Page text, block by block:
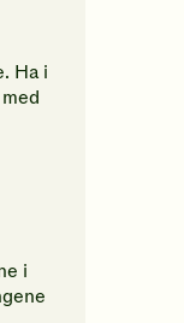
Ha i
i